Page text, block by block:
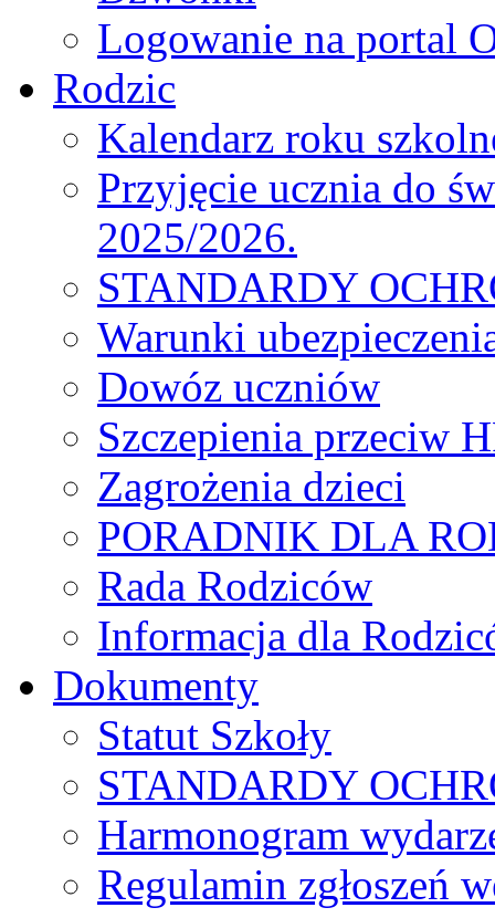
Logowanie na portal
Rodzic
Kalendarz roku
Przyjęcie ucznia do
2025/2026.
STANDARDY
Warunki
Dowóz uczniów
Szczepienia przeciw
Zagrożenia dzieci
PORADNIK DLA
Rada Rodziców
Іnformacja dla
Dokumenty
Statut Szkoły
STANDARDY
Harmonogram
Regulamin zgłoszeń